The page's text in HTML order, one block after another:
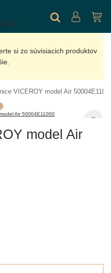
si zo súvisiacich produktov
VICEROY model Air
model Air